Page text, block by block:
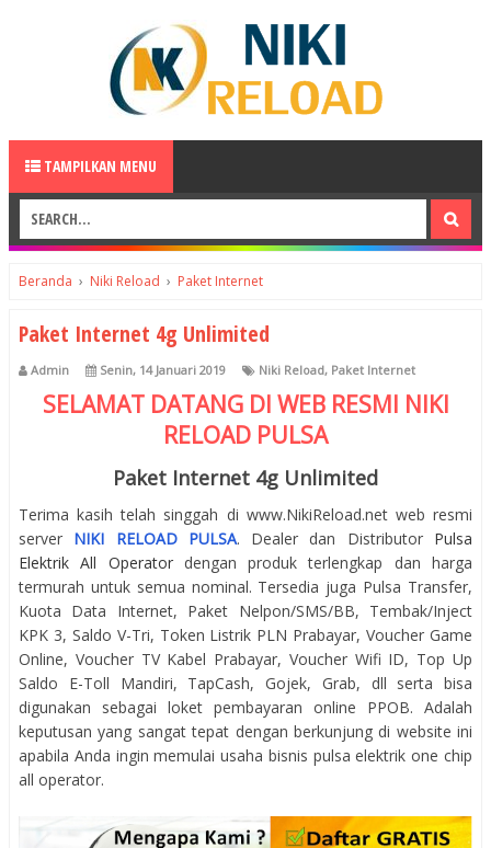
TAMPILKAN MENU
Beranda › Niki Reload › Paket Internet
Paket Internet 4g Unlimited
Admin Senin, 14 Januari 2019 Niki Reload, Paket Internet
SELAMAT DATANG DI WEB RESMI NIKI
RELOAD PULSA
Paket Internet 4g Unlimited
Terima kasih telah singgah di www.NikiReload.net web resmi
server NIKI RELOAD PULSA. Dealer dan Distributor Pulsa
Elektrik All Operatordengan produk terlengkap dan harga
termurah untuk semua nominal. Tersedia juga Pulsa Transfer,
Kuota Data Internet, Paket Nelpon/SMS/BB, Tembak/Inject
KPK 3, Saldo V-Tri, Token Listrik PLN Prabayar, Voucher Game
Online, Voucher TV Kabel Prabayar, Voucher Wifi ID, Top Up
Saldo E-Toll Mandiri, TapCash, Gojek, Grab, dll serta bisa
digunakan sebagai loket pembayaran online PPOB. Adalah
keputusan yang sangat tepat dengan berkunjung di website ini
apabila Anda ingin memulai usaha bisnis pulsa elektrik one chip
all operator.